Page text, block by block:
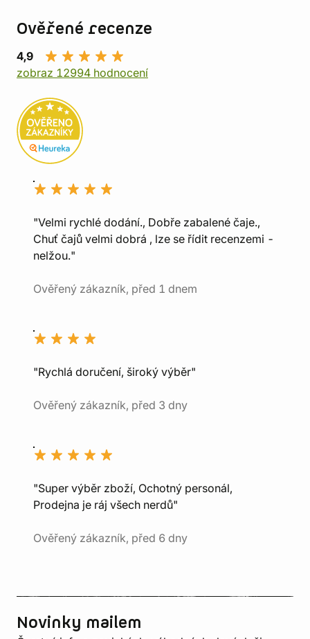
Ověřené recenze
4,9
zobraz 12994 hodnocení
"Velmi rychlé dodání., Dobře zabalené čaje.,
Chuť čajů velmi dobrá , lze se řídit recenzemi -
nelžou."
Ověřený zákazník, před 1 dnem
"Rychlá doručení, široký výběr"
Ověřený zákazník, před 3 dny
"Super výběr zboží, Ochotný personál,
Prodejna je ráj všech nerdů"
Ověřený zákazník, před 6 dny
Novinky mailem